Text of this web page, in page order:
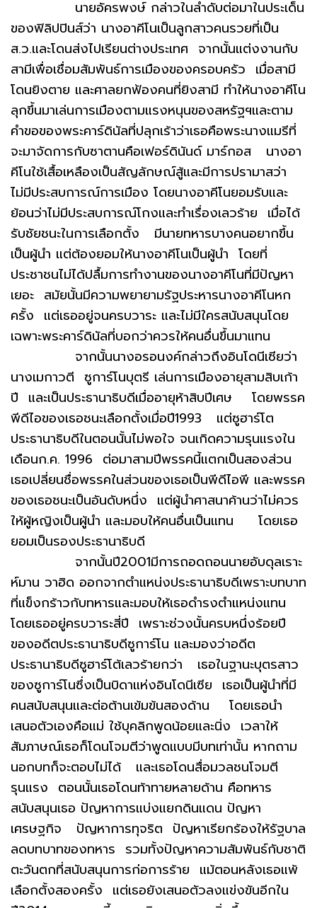
นายอัครพงษ์ กล่าวในลำดับต่อมาในประเด็น
ของฟิลิปปินส์ว่า นางอาคีโนเป็นลูกสาวคนรวยที่เป็น
ส.ว.และโดนส่งไปเรียนต่างประเทศ จากนั้นแต่งงานกับ
สามีเพื่อเชื่อมสัมพันธ์การเมืองของครอบครัว เมื่อสามี
โดนยิงตาย และศาลยกฟ้องคนที่ยิงสามี ทำให้นางอาคีโน
ลุกขึ้นมาเล่นการเมืองตามแรงหนุนของสหรัฐฯและตาม
คำขอของพระคาร์ดินัลที่ปลุกเร้าว่าเธอคือพระนางแมรีที่
จะมาจัดการกับซาตานคือเฟอร์ดินันด์ มาร์กอส นางอา
คีโนใช้เสื้อเหลืองเป็นสัญลักษณ์สู้และมีการปรามาสว่า
ไม่มีประสบการณ์การเมือง โดยนางอาคีโนยอมรับและ
ย้อนว่าไม่มีประสบการณ์โกงและทำเรื่องเลวร้าย เมื่อได้
รับชัยชนะในการเลือกตั้ง มีนายทหารบางคนอยากขึ้น
เป็นผู้นำ แต่ต้องยอมให้นางอาคีโนเป็นผู้นำ โดยที่
ประชาชนไม่ได้ปลื้มการทำงานของนางอาคีโนที่มีปัญหา
เยอะ สมัยนั้นมีความพยายามรัฐประหารนางอาคีโนหก
ครั้ง แต่เธออยู่จนครบวาระ และไม่มีใครสนับสนุนโดย
เฉพาะพระคาร์ดินัลที่บอกว่าควรให้คนอื่นขึ้นมาแทน
จากนั้นนางอรอนงค์กล่าวถึงอินโดนีเซียว่า
นางเมกาวตี ซูการ์โนบุตรี เล่นการเมืองอายุสามสิบเก้า
ปี และเป็นประธานาธิบดีเมื่ออายุห้าสิบปีเศษ โดยพรรค
พีดีไอของเธอชนะเลือกตั้งเมื่อปี1993 แต่ซูฮาร์โต
ประธานาธิบดีในตอนนั้นไม่พอใจ จนเกิดความรุนแรงใน
เดือนก.ค. 1996 ต่อมาสามปีพรรคนี้แตกเป็นสองส่วน
เธอเปลี่ยนชื่อพรรคในส่วนของเธอเป็นพีดีไอพี และพรรค
ของเธอชนะเป็นอันดับหนึ่ง แต่ผู้นำศาสนาค้านว่าไม่ควร
ให้ผู้หญิงเป็นผู้นำ และมอบให้คนอื่นเป็นแทน โดยเธอ
ยอมเป็นรองประธานาธิบดี
จากนั้นปี2001มีการถอดถอนนายอับดุลเราะ
ห์มาน วาฮิด ออกจากตำแหน่งประธานาธิบดีเพราะบทบาท
ที่แข็งกร้าวกับทหารและมอบให้เธอดำรงตำแหน่งแทน
โดยเธออยู่ครบวาระสี่ปี เพราะช่วงนั้นครบหนึ่งร้อยปี
ของอดีตประธานาธิบดีซูการ์โน และมองว่าอดีต
ประธานาธิบดีซูฮาร์โต้เลวร้ายกว่า เธอในฐานะบุตรสาว
ของซูการ์โนซึ่งเป็นบิดาแห่งอินโดนีเซีย เธอเป็นผู้นำที่มี
คนสนับสนุนและต่อต้านเข้มข้นสองด้าน โดยเธอนำ
เสนอตัวเองคือแม่ ใช้บุคลิกพูดน้อยและนิ่ง เวลาให้
สัมภาษณ์เธอก็โดนโจมตีว่าพูดแบบมีบทเท่านั้น หากถาม
นอกบทก็จะตอบไม่ได้ และเธอโดนสื่อมวลชนโจมตี
รุนแรง ตอนนั้นเธอโดนท้าทายหลายด้าน คือทหาร
สนับสนุนเธอ ปัญหาการแบ่งแยกดินแดน ปัญหา
เศรษฐกิจ ปัญหาการทุจริต ปัญหาเรียกร้องให้รัฐบาล
ลดบทบาทของทหาร รวมทั้งปัญหาความสัมพันธ์กับชาติ
ตะวันตกที่สนับสนุนการก่อการร้าย แม้ตอนหลังเธอแพ้
เลือกตั้งสองครั้ง แต่เธอยังเสนอตัวลงแข่งขันอีกใน